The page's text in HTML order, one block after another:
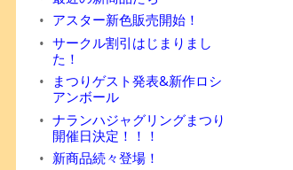
アスター新色販売開始！
サークル割引はじまりまし
た！
まつりゲスト発表&新作ロシ
アンボール
ナランハジャグリングまつり
開催日決定！！！
新商品続々登場！